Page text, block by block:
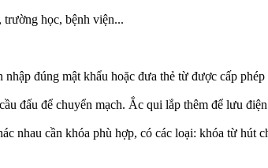
trường học, bệnh viện...
đúng mật khẩu hoặc đưa thẻ từ được cấp
đấu để chuyển mạch. Ắc qui lắp thêm để lưu
cần khóa phù hợp, có các loại: khóa từ hút